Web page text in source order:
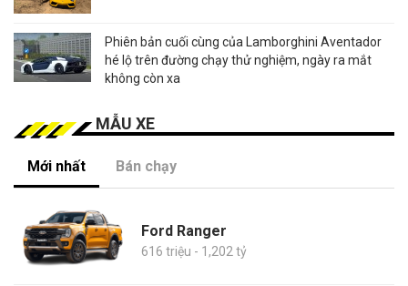
Phiên bản cuối cùng của Lamborghini Aventador
hé lộ trên đường chạy thử nghiệm, ngày ra mắt
không còn xa
MẪU XE
Mới nhất Bán chạy
Ford Ranger
616 triệu - 1,202 tỷ